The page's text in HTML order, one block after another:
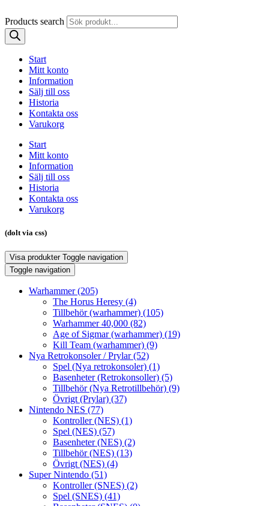
Products search
Start
Mitt konto
Information
Sälj till oss
Historia
Kontakta oss
Varukorg
Start
Mitt konto
Information
Sälj till oss
Historia
Kontakta oss
Varukorg
(dolt via css)
Visa produkter Toggle navigation
Toggle navigation
Warhammer(205)
The Horus Heresy (4)
Tillbehör (warhammer) (105)
Warhammer 40,000 (82)
Age of Sigmar (warhammer) (19)
Kill Team (warhammer) (9)
Nya Retrokonsoler / Prylar(52)
Spel (Nya retrokonsoler) (1)
Basenheter (Retrokonsoller) (5)
Tillbehör (Nya Retrotillbehör) (9)
Övrigt (Prylar) (37)
Nintendo NES (77)
Kontroller (NES) (1)
Spel (NES) (57)
Basenheter (NES) (2)
Tillbehör (NES) (13)
Övrigt (NES) (4)
Super Nintendo (51)
Kontroller (SNES) (2)
Spel (SNES) (41)